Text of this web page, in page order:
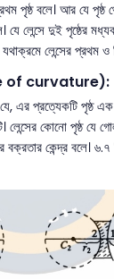
পৃষ্ঠ বলে। আর যে পৃষ্ঠ
যে লেন্সে দুই পৃষ্ঠের
লেন্সের প্রথম ও
of curvature):
যে, এর প্রত্যেকটি পৃষ্ঠ
লেন্সের কোনো পৃষ্ঠ যে
বক্রতার কেন্দ্র বলে।